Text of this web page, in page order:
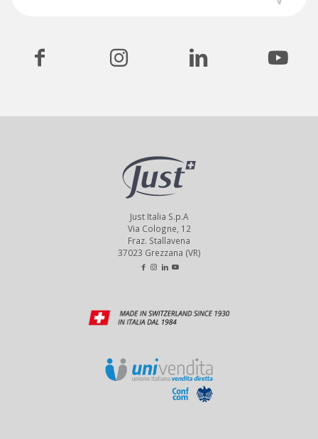
Just Italia S.p.A
Via Cologne, 12
Fraz. Stallavena
37023 Grezzana (VR)